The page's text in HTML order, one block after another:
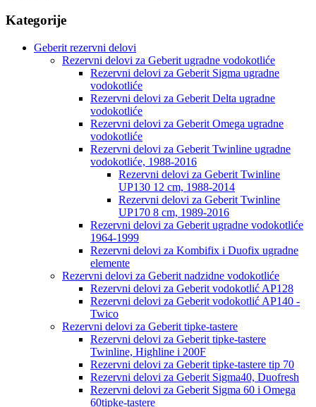
Kategorije
Geberit rezervni delovi
Rezervni delovi za Geberit ugradne vodokotliće
Rezervni delovi za Geberit Sigma ugradne
vodokotliće
Rezervni delovi za Geberit Delta ugradne
vodokotliće
Rezervni delovi za Geberit Omega ugradne
vodokotliće
Rezervni delovi za Geberit Twinline ugradne
vodokotliće, 1988-2016
Rezervni delovi za Geberit Twinline
UP130 12 cm, 1988-2014
Rezervni delovi za Geberit Twinline
UP170 8 cm, 1989-2016
Rezervni delovi za Geberit ugradne vodokotliće
1964-1999
Rezervni delovi za Kombifix i Duofix ugradne
elemente
Rezervni delovi za Geberit nadzidne vodokotliće
Rezervni delovi za Geberit vodokotlić AP128
Rezervni delovi za Geberit vodokotlić AP140 -
Twico
Rezervni delovi za Geberit tipke-tastere
Rezervni delovi za Geberit tipke-tastere
Twinline, Highline i 200F
Rezervni delovi za Geberit tipke-tastere tip 70
Rezervni delovi za Geberit Sigma40, Duofresh
Rezervni delovi za Geberit Sigma 60 i Omega
60tipke-tastere